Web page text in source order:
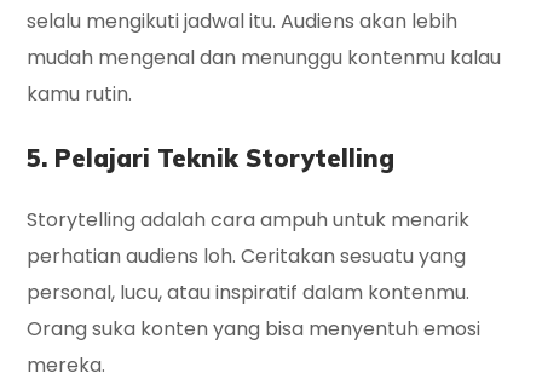
selalu mengikuti jadwal itu. Audiens akan lebih
mudah mengenal dan menunggu kontenmu kalau
kamu rutin.
5. Pelajari Teknik Storytelling
Storytelling adalah cara ampuh untuk menarik
perhatian audiens loh. Ceritakan sesuatu yang
personal, lucu, atau inspiratif dalam kontenmu.
Orang suka konten yang bisa menyentuh emosi
mereka.